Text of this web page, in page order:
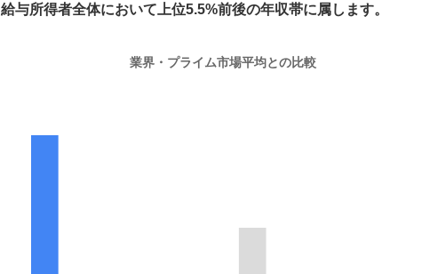
給与所得者全体において上位5.5%前後の年収帯に属します。